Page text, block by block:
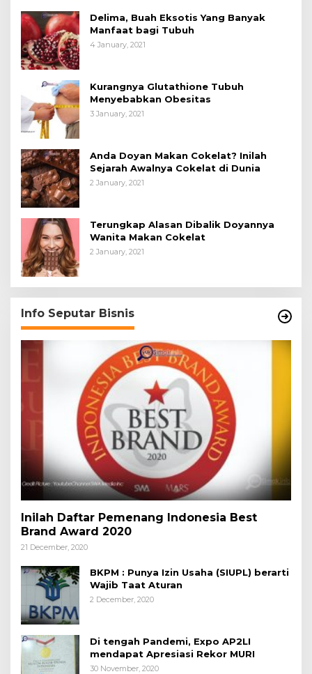
Delima, Buah Eksotis Yang Banyak
Manfaat bagi Tubuh
4 January, 2021
Kurangnya Glutathione Tubuh
Menyebabkan Obesitas
3 January, 2021
Anda Doyan Makan Cokelat? Inilah
Sejarah Awalnya Cokelat di Dunia
2 January, 2021
Terungkap Alasan Dibalik Doyannya
Wanita Makan Cokelat
2 January, 2021
Info Seputar Bisnis
Inilah Daftar Pemenang Indonesia Best
Brand Award 2020
21 December, 2020
BKPM : Punya Izin Usaha (SIUPL) berarti
Wajib Taat Aturan
2 December, 2020
Di tengah Pandemi, Expo AP2LI
mendapat Apresiasi Rekor MURI
30 November, 2020